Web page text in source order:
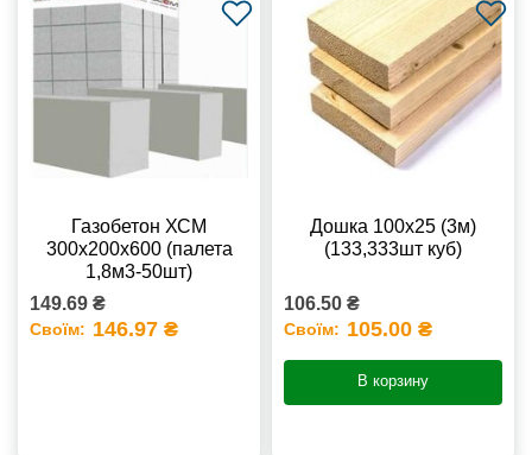
Газобетон ХСМ
300x200x600 (палета
1,8м3-50шт)
149.69 ₴
Своїм: 146.97 ₴
Дошка 100х25 (3м)
(133,333шт куб)
106.50 ₴
Своїм: 105.00 ₴
В корзину